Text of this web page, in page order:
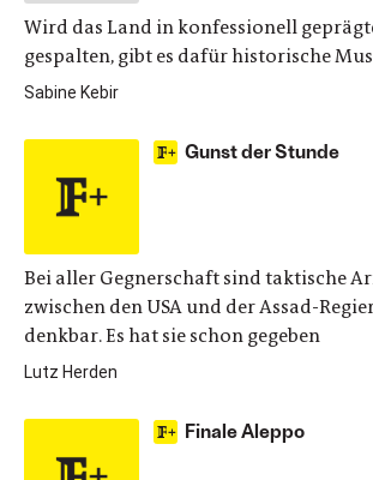
Wird das Land in konfessionell
gespalten, gibt es dafür historische
Sabine Kebir
Gunst der Stunde
Bei aller Gegnerschaft sind taktische
zwischen den USA und der Assad-
denkbar. Es hat sie schon gegeben
Lutz Herden
Finale Aleppo